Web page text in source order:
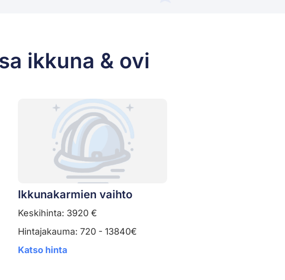
ikkuna & ovi
Ikkunakarmien vaihto
Keskihinta: 3920 €
Hintajakauma: 720 - 13840€
Katso hinta